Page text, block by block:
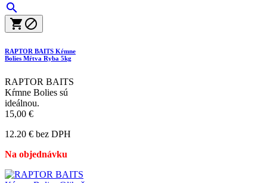

 
RAPTOR BAITS Kŕmne
Bolies Mŕtva Ryba 5kg
RAPTOR BAITS
Kŕmne Bolies sú
ideálnou.
15,00 €
12.20 € bez DPH
Na objednávku